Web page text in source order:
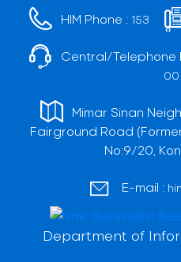
HIM Phone : 153
Central/Telephone
00
Mimar Sinan
Fairground Road
No:9/20,
E-mail :
Department of